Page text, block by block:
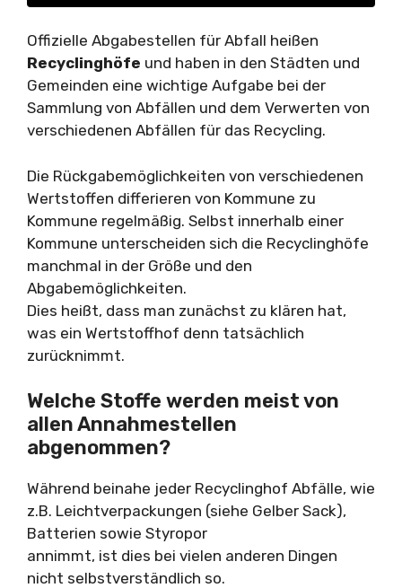
Offizielle Abgabestellen für Abfall heißen
Recyclinghöfe und haben in den Städten und
Gemeinden eine wichtige Aufgabe bei der
Sammlung von Abfällen und dem Verwerten von
verschiedenen Abfällen für das Recycling.
Die Rückgabemöglichkeiten von verschiedenen
Wertstoffen differieren von Kommune zu
Kommune regelmäßig. Selbst innerhalb einer
Kommune unterscheiden sich die Recyclinghöfe
manchmal in der Größe und den
Abgabemöglichkeiten.
Dies heißt, dass man zunächst zu klären hat,
was ein Wertstoffhof denn tatsächlich
zurücknimmt.
Welche Stoffe werden meist von
allen Annahmestellen
abgenommen?
Während beinahe jeder Recyclinghof Abfälle, wie
z.B. Leichtverpackungen (siehe Gelber Sack),
Batterien sowie Styropor
annimmt, ist dies bei vielen anderen Dingen
nicht selbstverständlich so.